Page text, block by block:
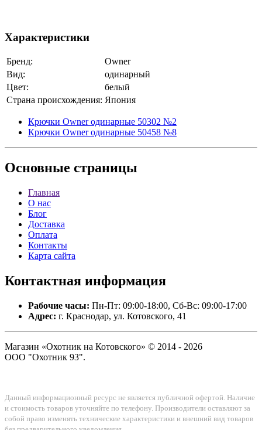
Характеристики
Бренд:
Owner
Вид:
одинарный
Цвет:
белый
Страна происхождения: Япония
Крючки Owner одинарные 50302 №2
Крючки Owner одинарные 50458 №8
Основные страницы
Главная
О нас
Блог
Доставка
Оплата
Контакты
Карта сайта
Контактная информация
Рабочие часы: Пн-Пт: 09:00-18:00, Сб-Вс: 09:00-17:00
Адрес: г. Краснодар, ул. Котовского, 41
Магазин «Охотник на Котовского» © 2014 - 2026
ООО "Охотник 93".
Данный информационный ресурс не является публичной офертой. Наличие
и стоимость товаров уточняйте по телефону. Производители оставляют за
собой право изменять технические характеристики и внешний вид товаров